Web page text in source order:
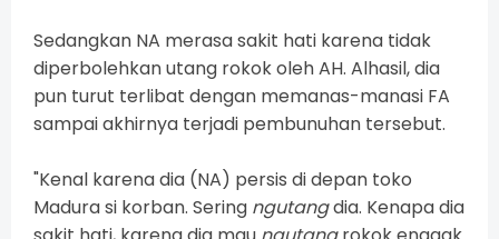
Sedangkan NA merasa sakit hati karena tidak
diperbolehkan utang rokok oleh AH. Alhasil, dia
pun turut terlibat dengan memanas-manasi FA
sampai akhirnya terjadi pembunuhan tersebut.
"Kenal karena dia (NA) persis di depan toko
Madura si korban. Sering ngutangdia. Kenapa dia